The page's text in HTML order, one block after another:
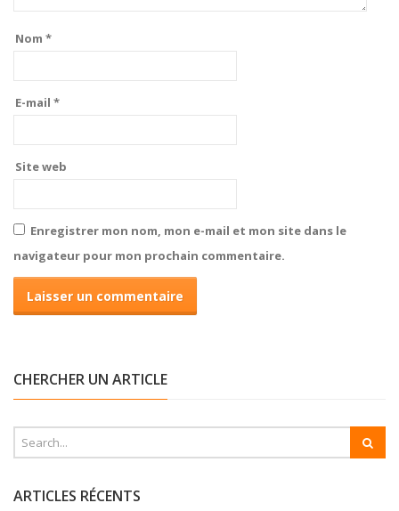
Nom *
E-mail *
Site web
Enregistrer mon nom, mon e-mail et mon site dans le
navigateur pour mon prochain commentaire.
CHERCHER UN ARTICLE
ARTICLES RÉCENTS